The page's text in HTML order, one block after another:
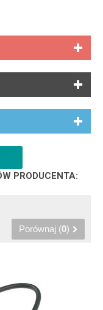
PRODUCENTA:
Porównaj (0)